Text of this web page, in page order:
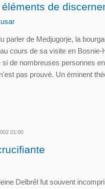
de
parler de Medjugorje, la
cours de sa visite en
de nombreuses personnes
pas prouvé. Un éminent
01:00
Delbrêl fut souvent